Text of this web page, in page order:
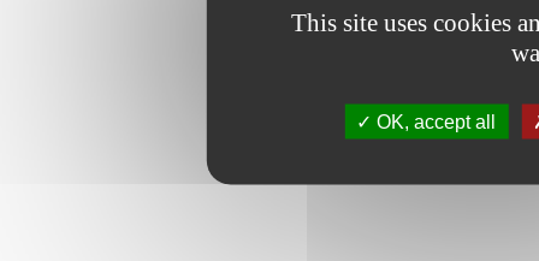
This site uses cookies
OK, accept all